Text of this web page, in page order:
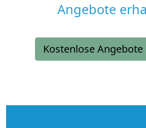
Angebote
Kostenlose